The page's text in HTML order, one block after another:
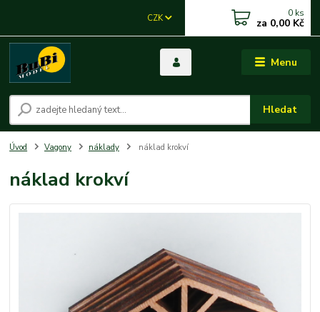
Menu
CZK
Hledat
0 ks
za 0,00 Kč
Úvod Vagony náklady náklad krokví
náklad krokví